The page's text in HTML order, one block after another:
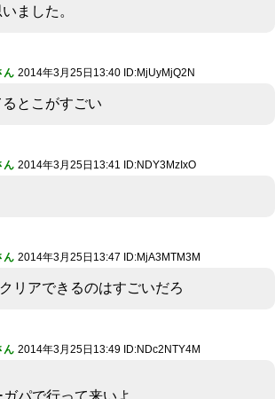
ました。
ん 2014年3月25日13:40 ID:MjUyMjQ2N
とこがすごい
ん 2014年3月25日13:41 ID:NDY3MzIxO
ん 2014年3月25日13:47 ID:MjA3MTM3M
リアできるのはすごいだろ
ん 2014年3月25日13:49 ID:NDc2NTY4M
パで行って来いよ